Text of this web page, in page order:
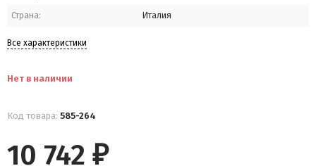
Страна: Италия
Все характеристики
Нет в наличии
Код товара: 585-264
10 742 ₽